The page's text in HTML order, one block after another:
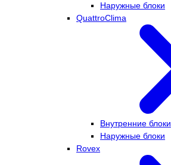
Наружные блоки
QuattroClima
Внутренние блоки
Наружные блоки
Rovex